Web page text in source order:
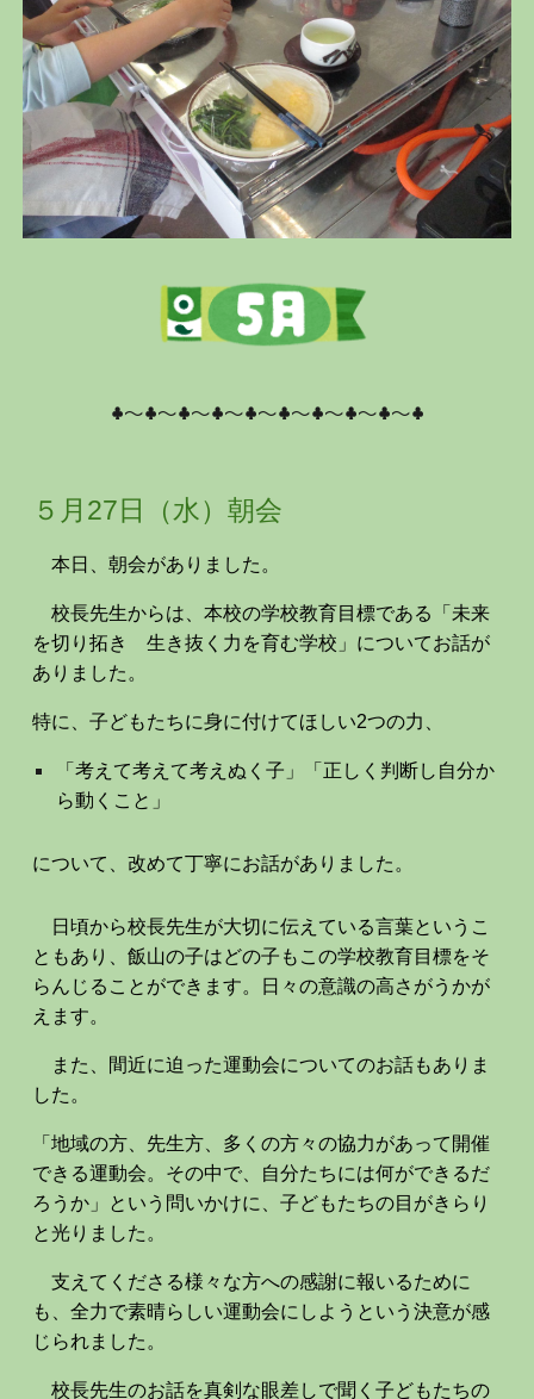
♣～♣～♣～♣～♣～♣～♣～♣～♣～♣
５月27日（水）朝会
本日、朝会がありました。
校長先生からは、本校の学校教育目標である「未来
を切り拓き 生き抜く力を育む学校」についてお話が
ありました。
特に、子どもたちに身に付けてほしい2つの力、
「考えて考えて考えぬく子」「正しく判断し自分か
ら動くこと」
について、改めて丁寧にお話がありました。
日頃から校長先生が大切に伝えている言葉というこ
ともあり、飯山の子はどの子もこの学校教育目標をそ
らんじることができます。日々の意識の高さがうかが
えます。
また、間近に迫った運動会についてのお話もありま
した。
「地域の方、先生方、多くの方々の協力があって開催
できる運動会。その中で、自分たちには何ができるだ
ろうか」という問いかけに、子どもたちの目がきらり
と光りました。
支えてくださる様々な方への感謝に報いるために
も、全力で素晴らしい運動会にしようという決意が感
じられました。
校長先生のお話を真剣な眼差しで聞く子どもたちの